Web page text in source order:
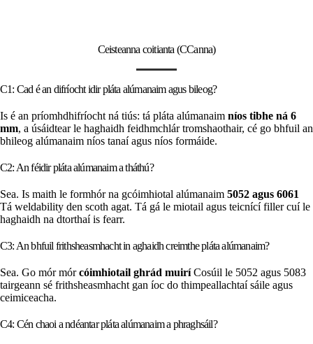
Ceisteanna coitianta (CCanna)
C1: Cad é an difríocht idir pláta alúmanaim agus bileog?
Is é an príomhdhifríocht ná tiús: tá pláta alúmanaim níos tibhe ná 6
mm, a úsáidtear le haghaidh feidhmchlár tromshaothair, cé go bhfuil an
bhileog alúmanaim níos tanaí agus níos formáide.
C2: An féidir pláta alúmanaim a tháthú?
Sea. Is maith le formhór na gcóimhiotal alúmanaim 5052 agus 6061
Tá weldability den scoth agat. Tá gá le miotail agus teicnící filler cuí le
haghaidh na dtorthaí is fearr.
C3: An bhfuil frithsheasmhacht in aghaidh creimthe pláta alúmanaim?
Sea. Go mór mórcóimhiotail ghrád muiríCosúil le 5052 agus 5083
tairgeann sé frithsheasmhacht gan íoc do thimpeallachtaí sáile agus
ceimiceacha.
C4: Cén chaoi a ndéantar pláta alúmanaim a phraghsáil?